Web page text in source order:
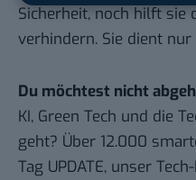
Sicherheit, noch hilft sie
verhindern. Sie dient
Du möchtest nicht
KI, Green Tech und die
geht? Über 12.000
Tag UPDATE, unser